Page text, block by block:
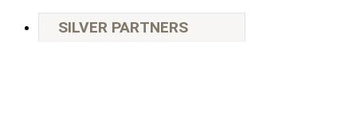
SILVER PARTNERS